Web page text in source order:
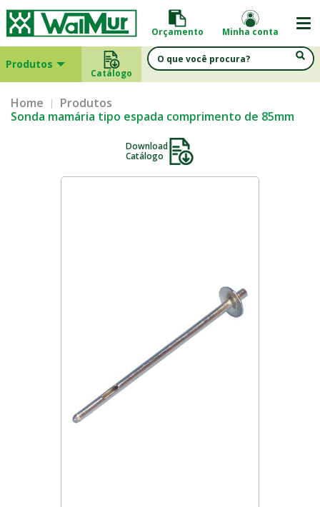
Orçamento Minha conta
Produtos
Catálogo
Home
Produtos
Sonda mamária tipo espada comprimento de 85mm
Download
Catálogo